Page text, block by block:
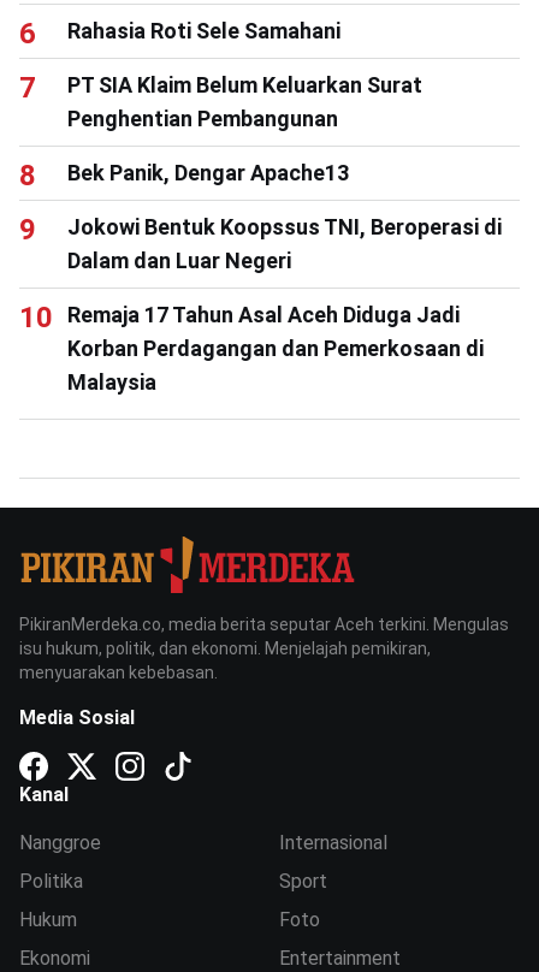
Rahasia Roti Sele Samahani
PT SIA Klaim Belum Keluarkan Surat
Penghentian Pembangunan
Bek Panik, Dengar Apache13
Jokowi Bentuk Koopssus TNI, Beroperasi di
Dalam dan Luar Negeri
Remaja 17 Tahun Asal Aceh Diduga Jadi
Korban Perdagangan dan Pemerkosaan di
Malaysia
PikiranMerdeka.co, media berita seputar Aceh terkini. Mengulas
isu hukum, politik, dan ekonomi. Menjelajah pemikiran,
menyuarakan kebebasan.
Media Sosial
Kanal
Nanggroe
Politika
Hukum
Ekonomi
Internasional
Sport
Foto
Entertainment